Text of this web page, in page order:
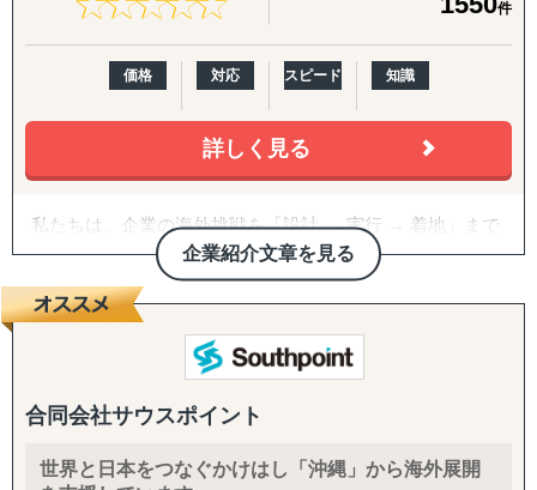
件
価格 対応 スピード 知識
詳しく見る
企業紹介文章を見る
私たちは、企業の海外挑戦を「設計 → 実行 → 着地」まで
一気通貫で伴走支援します。
『どの国が最適か？』を見極めるゼロ→イチの意思決定か
進出後に必ず直面する現地でのマーケティング課題まで主
要各国に常駐するメンバーが、現地起点で一貫してサポー
トします。
これまでの支援歴は20年以上、実績は1,500社を超えまし
合同会社サウスポイント
世界と日本をつなぐかけはし「沖縄」から海外展開